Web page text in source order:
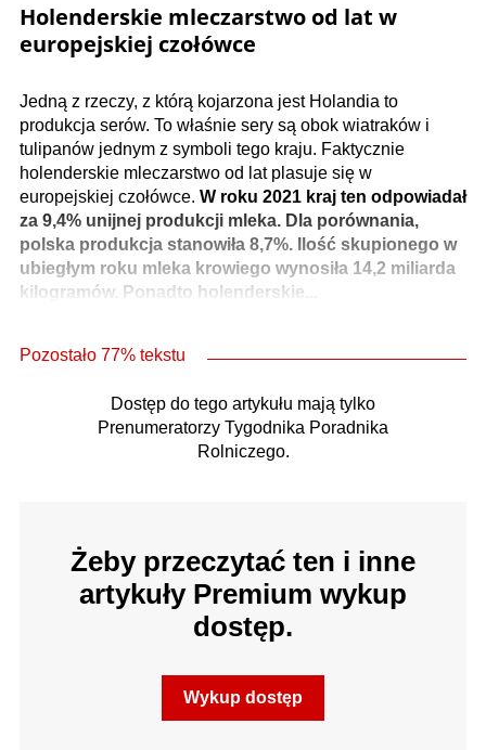
Holenderskie mleczarstwo od lat w
europejskiej czołówce
Jedną z rzeczy, z którą kojarzona jest Holandia to
produkcja serów. To właśnie sery są obok wiatraków i
tulipanów jednym z symboli tego kraju. Faktycznie
holenderskie mleczarstwo od lat plasuje się w
europejskiej czołówce. W roku 2021 kraj ten odpowiadał
za 9,4% unijnej produkcji mleka. Dla porównania,
polska produkcja stanowiła 8,7%. Ilość skupionego w
ubiegłym roku mleka krowiego wynosiła 14,2 miliarda
kilogramów. Ponadto holenderskie...
Pozostało 77% tekstu
Dostęp do tego artykułu mają tylko
Prenumeratorzy Tygodnika Poradnika
Rolniczego.
Żeby przeczytać ten i inne
artykuły Premium wykup
dostęp.
Wykup dostęp